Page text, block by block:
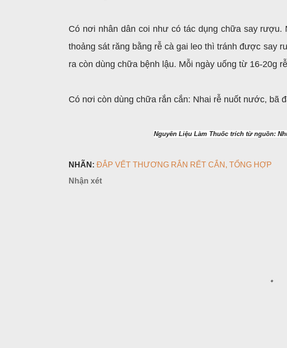
Có nơi nhân dân coi như có tác dụng chữa say
thoảng sát răng bằng rễ cà gai leo thì tránh được say
ra còn dùng chữa bệnh lậu. Mỗi ngày uống từ 16-20g
Có nơi còn dùng chữa rắn cắn: Nhai rễ nuốt nước, bã
Nguyên Liệu Làm Thuốc trích từ nguồn:
NHÃN: ĐẮP VẾT THƯƠNG RẮN RẾT CẮN TỔNG HỢP
Nhận xét